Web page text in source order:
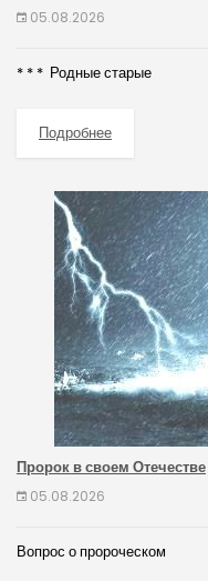
05.08.2026
* * * Родные старые
Подробнее
Пророк в своем Отечестве
05.08.2026
Вопрос о пророческом